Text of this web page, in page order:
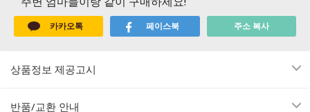
카카오톡 페이스북 주소 복사
상품정보 제공고시
반품/교환 안내